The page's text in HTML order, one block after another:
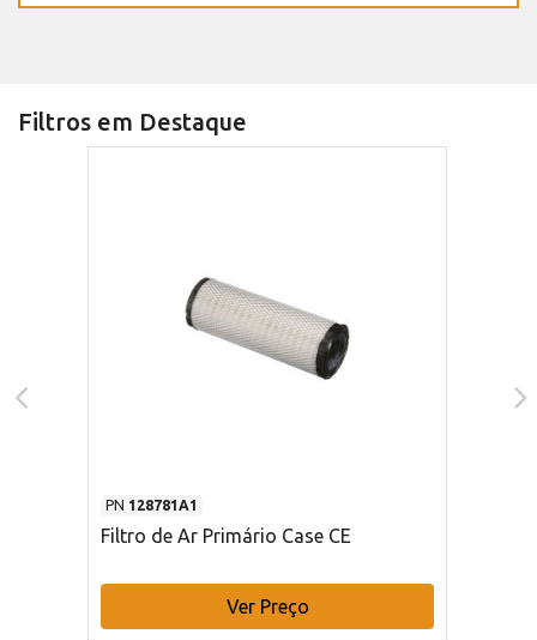
Filtros em Destaque
PN 128781A1
Filtro de Ar Primário Case CE
Ver Preço